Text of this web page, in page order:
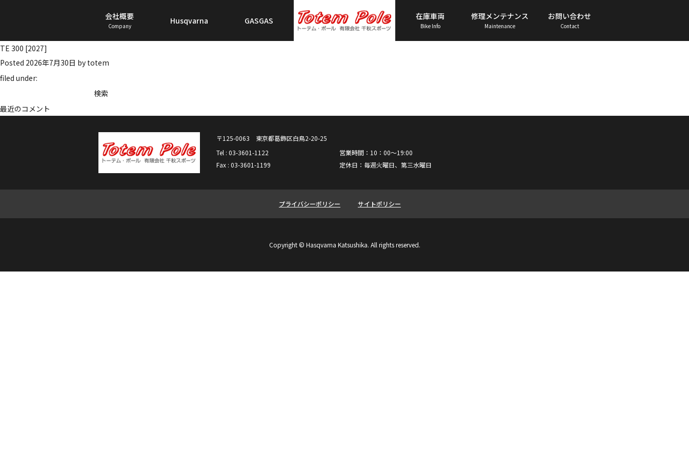
会社概要
Company
Husqvarna GASGAS 在庫車両
Bike Info
修理メンテナンス
Maintenance
お問い合わせ
Contact
Husqvarna
在庫車両一覧
TE 300 [2027]
Posted 2026年7月30日 by totem
filed under:
索:
検索
最近のコメント
〒125-0063 東京都葛飾区白鳥2-20-25
Tel : 03-3601-1122
Fax : 03-3601-1199
営業時間：10：00～19:00
定休日：毎週火曜日、第三水曜日
プライバシーポリシー サイトポリシー
Copyright © Hasqvarna Katsushika. All rights reserved.